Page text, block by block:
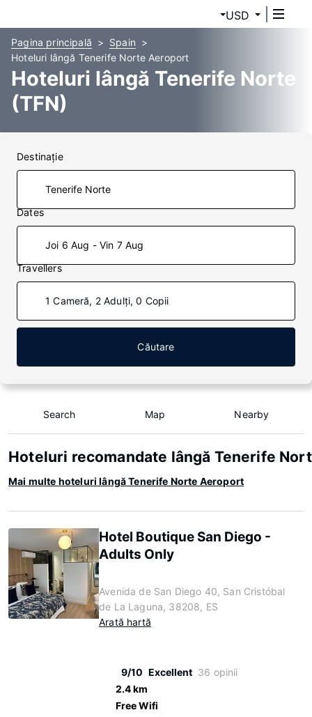
USD
Pagina principală
Spain
Hoteluri lângă Tenerife Norte Aeroport
Hoteluri lângă Tenerife Norte
(TFN)
Destinaţie
Dates
Joi 6 Aug - Vin 7 Aug
Travellers
1 Cameră, 2 Adulți, 0 Copii
Căutare
Search Map Nearby
Hoteluri recomandate lângă Tenerife
Mai multe hoteluri lângă Tenerife Norte Aeroport
Hotel Boutique San Diego -
Adults Only
Avenida de San Diego 40, San Cristóbal
de La Laguna, 38208, ES
Arată hartă
9/10 Excellent 36 opinii
2.4 km
Free Wifi